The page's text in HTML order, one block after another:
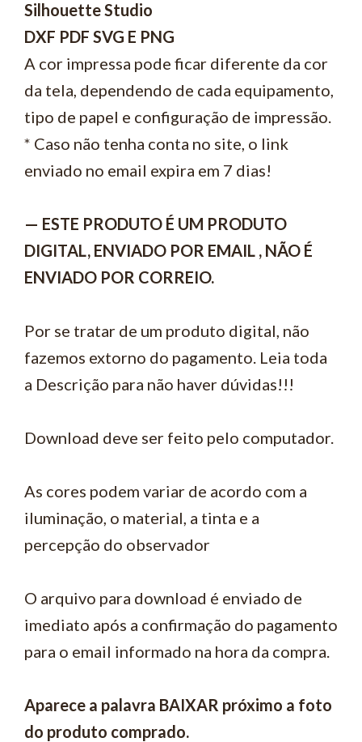
Silhouette Studio
DXF PDF SVG E PNG
A cor impressa pode ficar diferente da cor
da tela, dependendo de cada equipamento,
tipo de papel e configuração de impressão.
* Caso não tenha conta no site, o link
enviado no email expira em 7 dias!
— ESTE PRODUTO É UM PRODUTO
DIGITAL, ENVIADO POR EMAIL , NÃO É
ENVIADO POR CORREIO.
Por se tratar de um produto digital, não
fazemos extorno do pagamento. Leia toda
a Descrição para não haver dúvidas!!!
Download deve ser feito pelo computador.
As cores podem variar de acordo com a
iluminação, o material, a tinta e a
percepção do observador
O arquivo para download é enviado de
imediato após a confirmação do pagamento
para o email informado na hora da compra.
Aparece a palavra BAIXAR próximo a foto
do produto comprado.